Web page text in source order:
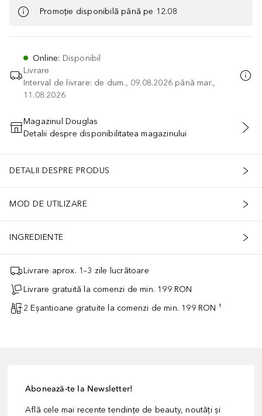
Promoție disponibilă până pe 12.08
Online: Disponibil
Livrare
Interval de livrare: de dum., 09.08.2026 până mar.,
11.08.2026
ADĂUGAȚI ÎN COŞ
Magazinul Douglas
Detalii despre disponibilitatea magazinului
DETALII DESPRE PRODUS
MOD DE UTILIZARE
INGREDIENTE
Livrare aprox. 1–3 zile lucrătoare
Livrare gratuită la comenzi de min. 199 RON
2 Eșantioane gratuite la comenzi de min. 199 RON ¹
Abonează-te la Newsletter!
Află cele mai recente tendințe de beauty, noutăți și